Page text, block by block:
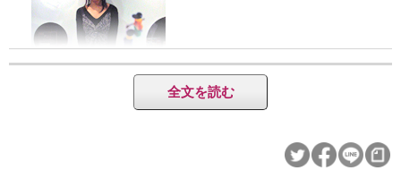
子供の頃からレゴが大好きです。今日はyahoo!のニュースで、こ
全文を読む